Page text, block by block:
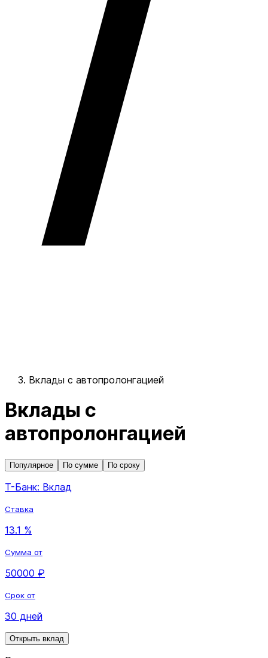
Вклады с автопролонгацией
Вклады с
автопролонгацией
Популярное По сумме По сроку
Т-Банк: Вклад
Ставка
13.1 %
Сумма от
50000 ₽
Срок от
30 дней
Открыть вклад